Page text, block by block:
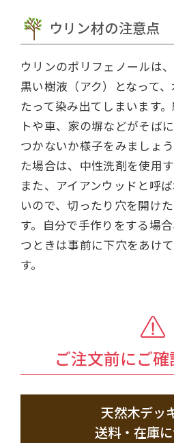
ウリン材の注意点
ウリンのポリフェノールは
黒い樹液（アク）となって
たって染み出てしまいます
トや車、家の塀などがそば
つかないか様子をみましょ
た場合は、中性洗剤を使用す
また、アイアンウッドと呼
いので、切ったり穴を開け
す。自分で手作りをする場
つときは事前に下穴をあけ
す。
ご注文前にご
天然木デッ
送料・在庫